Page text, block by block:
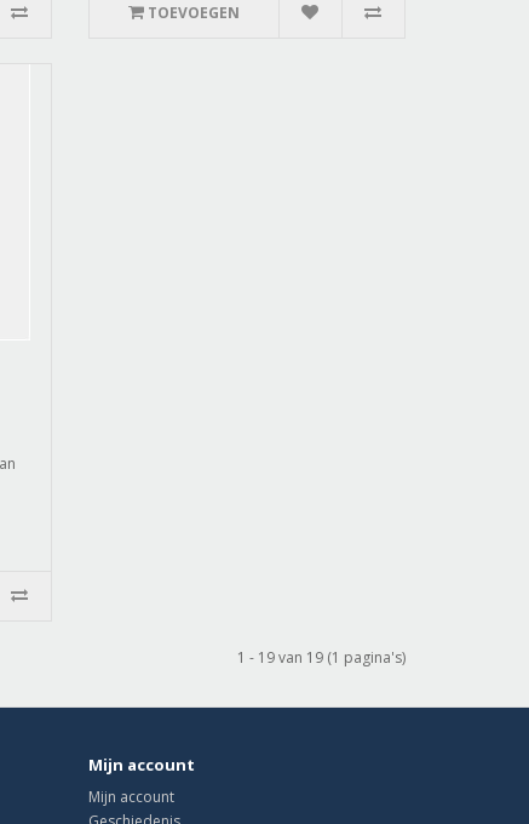
TOEVOEGEN
1 - 19 van 19 (1 pagina's)
Mijn account
Mijn account